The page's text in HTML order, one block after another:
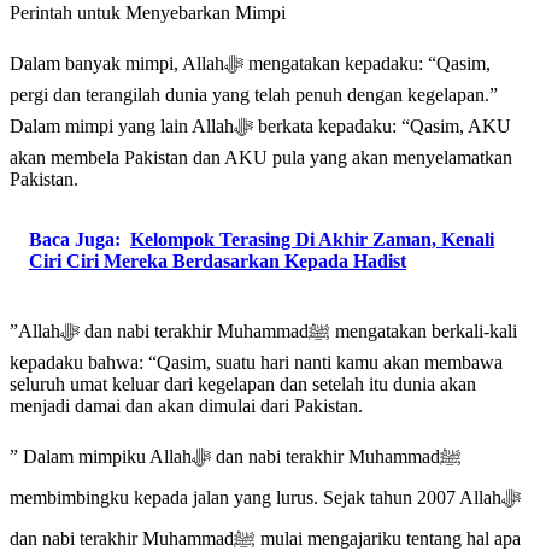
Perintah untuk Menyebarkan Mimpi
Dalam banyak mimpi, Allahﷻ mengatakan kepadaku: “Qasim,
pergi dan terangilah dunia yang telah penuh dengan kegelapan.”
Dalam mimpi yang lain Allahﷻ berkata kepadaku: “Qasim, AKU
akan membela Pakistan dan AKU pula yang akan menyelamatkan
Pakistan.
Baca Juga: Kelompok Terasing Di Akhir Zaman, Kenali
Ciri Ciri Mereka Berdasarkan Kepada Hadist
”Allahﷻ dan nabi terakhir Muhammadﷺ mengatakan berkali-kali
kepadaku bahwa: “Qasim, suatu hari nanti kamu akan membawa
seluruh umat keluar dari kegelapan dan setelah itu dunia akan
menjadi damai dan akan dimulai dari Pakistan.
” Dalam mimpiku Allahﷻ dan nabi terakhir Muhammadﷺ
membimbingku kepada jalan yang lurus. Sejak tahun 2007 Allahﷻ
dan nabi terakhir Muhammadﷺ mulai mengajariku tentang hal apa